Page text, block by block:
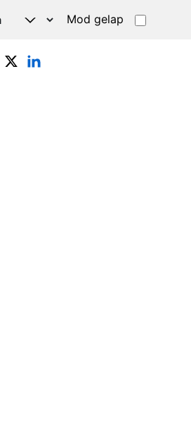
Mod gelap